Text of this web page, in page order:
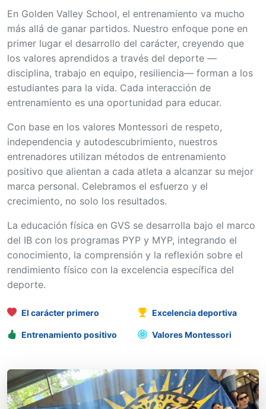
En Golden Valley School, el entrenamiento va mucho
más allá de ganar partidos. Nuestro enfoque pone en
primer lugar el desarrollo del carácter, creyendo que
los valores aprendidos a través del deporte —
disciplina, trabajo en equipo, resiliencia— forman a los
estudiantes para la vida. Cada interacción de
entrenamiento es una oportunidad para educar.
Con base en los valores Montessori de respeto,
independencia y autodescubrimiento, nuestros
entrenadores utilizan métodos de entrenamiento
positivo que alientan a cada atleta a alcanzar su mejor
marca personal. Celebramos el esfuerzo y el
crecimiento, no solo los resultados.
La educación física en GVS se desarrolla bajo el marco
del IB con los programas PYP y MYP, integrando el
conocimiento, la comprensión y la reflexión sobre el
rendimiento físico con la excelencia específica del
deporte.
El carácter primero Excelencia deportiva
Entrenamiento positivo Valores Montessori